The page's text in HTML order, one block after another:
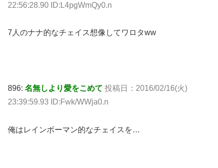
22:56:28.90 ID:L4pgWmQy0.n
7人のナナ的なチェイス想像してワロタww
896: 名無しより愛をこめて 投稿日：2016/02/16(火)
23:39:59.93 ID:Fwk/WWja0.n
俺はレインボーマン的なチェイスを…